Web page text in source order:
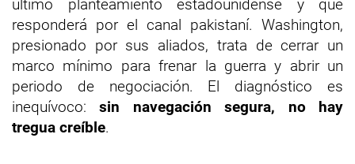
último planteamiento estadounidense y que
responderá por el canal pakistaní. Washington,
presionado por sus aliados, trata de cerrar un
marco mínimo para frenar la guerra y abrir un
periodo de negociación. El diagnóstico es
inequívoco:sin navegación segura, no hay
tregua creíble.